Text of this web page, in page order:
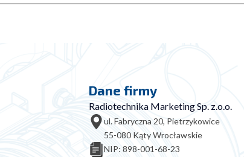
Dane firmy
Radiotechnika Marketing Sp. z.o.o.
ul. Fabryczna 20, Pietrzykowice
55-080 Kąty Wrocławskie
NIP: 898-001-68-23